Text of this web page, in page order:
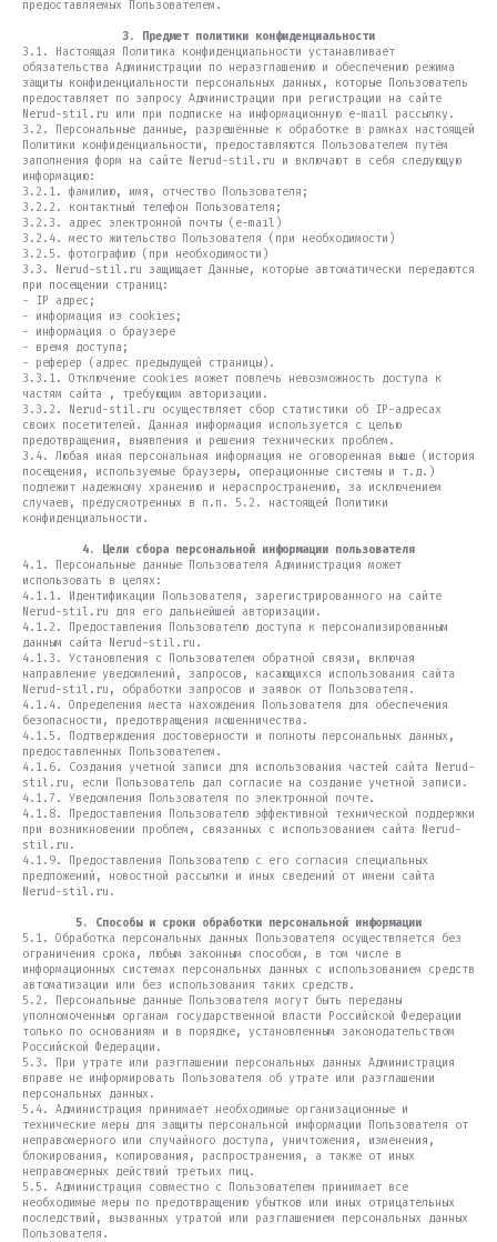
предоставляемых Пользователем.
3. Предмет политики конфиденциальности
3.1. Настоящая Политика конфиденциальности устанавливает
обязательства Администрации по неразглашению и обеспечению режима
защиты конфиденциальности персональных данных, которые Пользователь
предоставляет по запросу Администрации при регистрации на сайте
Nerud-stil.ru или при подписке на информационную e-mail рассылку.
3.2. Персональные данные, разрешённые к обработке в рамках настоящей
Политики конфиденциальности, предоставляются Пользователем путём
заполнения форм на сайте Nerud-stil.ru и включают в себя следующую
информацию:
3.2.1. фамилию, имя, отчество Пользователя;
3.2.2. контактный телефон Пользователя;
3.2.3. адрес электронной почты (e-mail)
3.2.4. место жительство Пользователя (при необходимости)
3.2.5. фотографию (при необходимости)
3.3. Nerud-stil.ru защищает Данные, которые автоматически передаются
при посещении страниц:
- IP адрес;
- информация из cookies;
- информация о браузере
- время доступа;
- реферер (адрес предыдущей страницы).
3.3.1. Отключение cookies может повлечь невозможность доступа к
частям сайта , требующим авторизации.
3.3.2. Nerud-stil.ru осуществляет сбор статистики об IP-адресах
своих посетителей. Данная информация используется с целью
предотвращения, выявления и решения технических проблем.
3.4. Любая иная персональная информация не оговоренная выше (история
посещения, используемые браузеры, операционные системы и т.д.)
подлежит надежному хранению и нераспространению, за исключением
случаев, предусмотренных в п.п. 5.2. настоящей Политики
конфиденциальности.
4. Цели сбора персональной информации пользователя
4.1. Персональные данные Пользователя Администрация может
использовать в целях:
4.1.1. Идентификации Пользователя, зарегистрированного на сайте
Nerud-stil.ru для его дальнейшей авторизации.
4.1.2. Предоставления Пользователю доступа к персонализированным
данным сайта Nerud-stil.ru.
4.1.3. Установления с Пользователем обратной связи, включая
направление уведомлений, запросов, касающихся использования сайта
Nerud-stil.ru, обработки запросов и заявок от Пользователя.
4.1.4. Определения места нахождения Пользователя для обеспечения
безопасности, предотвращения мошенничества.
4.1.5. Подтверждения достоверности и полноты персональных данных,
предоставленных Пользователем.
4.1.6. Создания учетной записи для использования частей сайта Nerud-
stil.ru, если Пользователь дал согласие на создание учетной записи.
4.1.7. Уведомления Пользователя по электронной почте.
4.1.8. Предоставления Пользователю эффективной технической поддержки
при возникновении проблем, связанных с использованием сайта Nerud-
stil.ru.
4.1.9. Предоставления Пользователю с его согласия специальных
предложений, новостной рассылки и иных сведений от имени сайта
Nerud-stil.ru.
5. Способы и сроки обработки персональной информации
5.1. Обработка персональных данных Пользователя осуществляется без
ограничения срока, любым законным способом, в том числе в
информационных системах персональных данных с использованием средств
автоматизации или без использования таких средств.
5.2. Персональные данные Пользователя могут быть переданы
уполномоченным органам государственной власти Российской Федерации
только по основаниям и в порядке, установленным законодательством
Российской Федерации.
5.3. При утрате или разглашении персональных данных Администрация
вправе не информировать Пользователя об утрате или разглашении
персональных данных.
5.4. Администрация принимает необходимые организационные и
технические меры для защиты персональной информации Пользователя от
неправомерного или случайного доступа, уничтожения, изменения,
блокирования, копирования, распространения, а также от иных
неправомерных действий третьих лиц.
5.5. Администрация совместно с Пользователем принимает все
необходимые меры по предотвращению убытков или иных отрицательных
последствий, вызванных утратой или разглашением персональных данных
Пользователя.